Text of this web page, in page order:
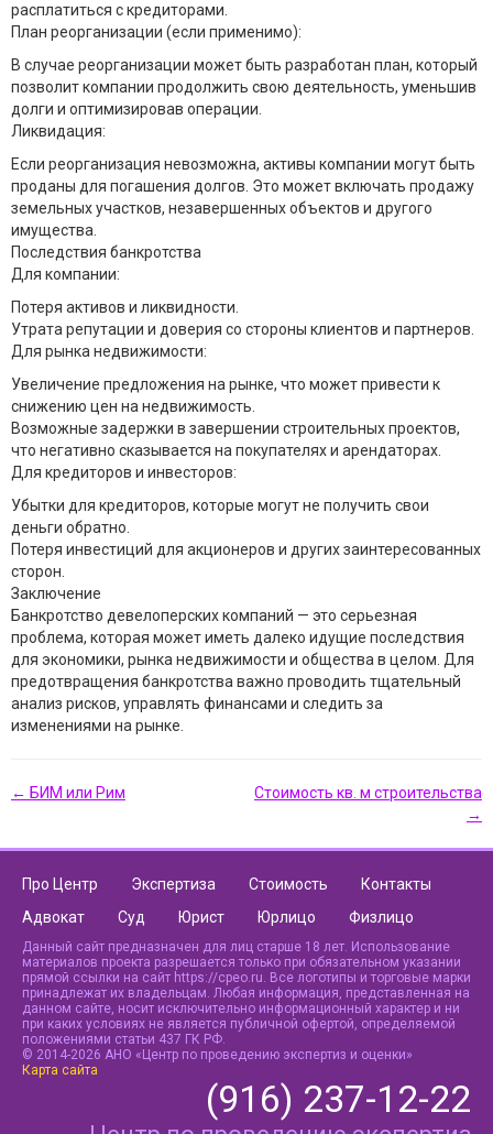
расплатиться с кредиторами.
План реорганизации (если применимо):
В случае реорганизации может быть разработан план, который
позволит компании продолжить свою деятельность, уменьшив
долги и оптимизировав операции.
Ликвидация:
Если реорганизация невозможна, активы компании могут быть
проданы для погашения долгов. Это может включать продажу
земельных участков, незавершенных объектов и другого
имущества.
Последствия банкротства
Для компании:
Потеря активов и ликвидности.
Утрата репутации и доверия со стороны клиентов и партнеров.
Для рынка недвижимости:
Увеличение предложения на рынке, что может привести к
снижению цен на недвижимость.
Возможные задержки в завершении строительных проектов,
что негативно сказывается на покупателях и арендаторах.
Для кредиторов и инвесторов:
Убытки для кредиторов, которые могут не получить свои
деньги обратно.
Потеря инвестиций для акционеров и других заинтересованных
сторон.
Заключение
Банкротство девелоперских компаний — это серьезная
проблема, которая может иметь далеко идущие последствия
для экономики, рынка недвижимости и общества в целом. Для
предотвращения банкротства важно проводить тщательный
анализ рисков, управлять финансами и следить за
изменениями на рынке.
← БИМ или Рим
Стоимость кв. м строительства
→
Про Центр Экспертиза Стоимость
Контакты
Адвокат
Суд Юрист Юрлицо Физлицо
Данный сайт предназначен для лиц старше 18 лет. Использование
материалов проекта разрешается только при обязательном указании
прямой ссылки на сайт https://cpeo.ru. Все логотипы и торговые марки
принадлежат их владельцам. Любая информация, представленная на
данном сайте, носит исключительно информационный характер и ни
при каких условиях не является публичной офертой, определяемой
положениями статьи 437 ГК РФ.
© 2014-2026 АНО «Центр по проведению экспертиз и оценки»
Карта сайта
(916) 237-12-22